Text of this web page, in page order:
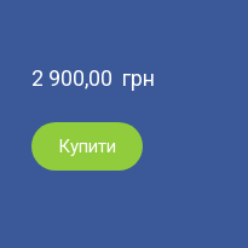
2 900,00  грн
Купити